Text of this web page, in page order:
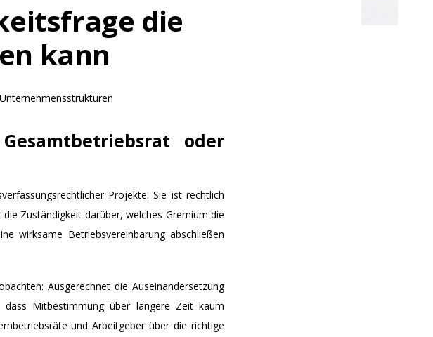
die
kann
oder
Projekte. Sie ist rechtlich
Zuständigkeit darüber, welches Gremium die
wirksame Betriebsvereinbarung abschließen
Ausgerechnet die Auseinandersetzung
Mitbestimmung über längere Zeit kaum
und Arbeitgeber über die richtige